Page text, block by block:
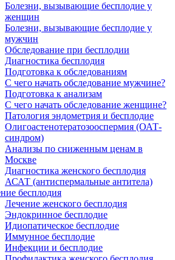
Болезни, вызывающие бесплодие у
женщин
Болезни, вызывающие бесплодие у
мужчин
Обследование при бесплодии
Диагностика бесплодия
Подготовка к обследованиям
С чего начать обследование мужчине?
Подготовка к анализам
С чего начать обследование женщине?
Патология эндометрия и бесплодие
Олигоастенотератозооспермия (ОАТ-
синдром)
Анализы по сниженным ценам в
Москве
Диагностика женского бесплодия
АСАТ (антиспермальные антитела)
бесплодия
Лечение женского бесплодия
Эндокринное бесплодие
Идиопатическое бесплодие
Иммунное бесплодие
Инфекции и бесплодие